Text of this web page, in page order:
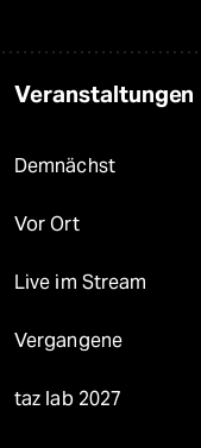
Veranstaltungen
Demnächst
Vor Ort
Live im Stream
Vergangene
taz lab 2027